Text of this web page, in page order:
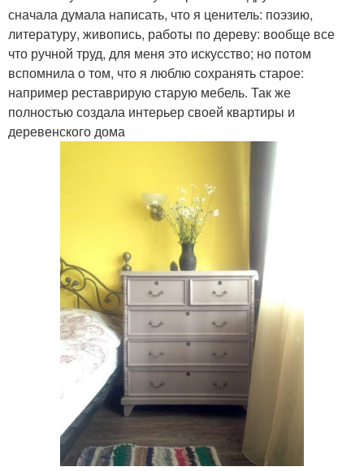
сначала думала написать, что я ценитель: поэзию,
литературу, живопись, работы по дереву: вообще все
что ручной труд, для меня это искусство; но потом
вспомнила о том, что я люблю сохранять старое:
например реставрирую старую мебель. Так же
полностью создала интерьер своей квартиры и
деревенского дома